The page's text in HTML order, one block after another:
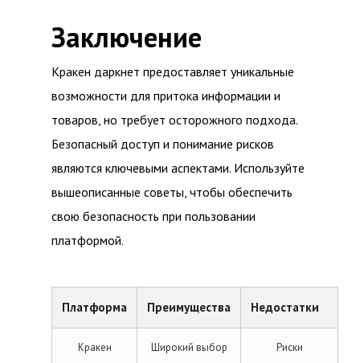
Заключение
Кракен даркнет предоставляет уникальные
возможности для притока информации и
товаров, но требует осторожного подхода.
Безопасный доступ и понимание рисков
являются ключевыми аспектами. Используйте
вышеописанные советы, чтобы обеспечить
свою безопасность при пользовании
платформой.
Платформа Преимущества Недостатки
Кракен
Широкий выбор
Риски